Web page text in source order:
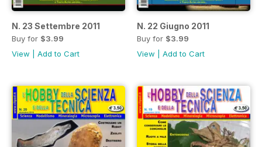
N. 23 Settembre 2011
Buy for $3.99
View
Add to Cart
N. 22 Giugno 2011
Buy for $3.99
View
Add to Cart